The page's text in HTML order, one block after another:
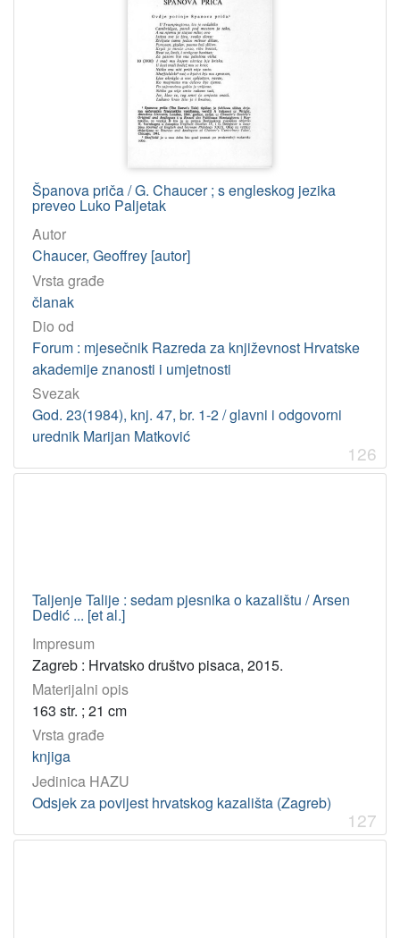
1985
2011
2015
2013
2022
Licencije
Španova priča / G. Chaucer ; s engleskog jezika
preveo Luko Paljetak
Autor
Chaucer, Geoffrey [autor]
Vrsta građe
članak
Dio od
Forum : mjesečnik Razreda za književnost Hrvatske
akademije znanosti i umjetnosti
Svezak
God. 23(1984), knj. 47, br. 1-2 / glavni i odgovorni
urednik Marijan Matković
126
Taljenje Talije : sedam pjesnika o kazalištu / Arsen
Dedić ... [et al.]
Impresum
Zagreb : Hrvatsko društvo pisaca, 2015.
Materijalni opis
163 str. ; 21 cm
Vrsta građe
knjiga
Jedinica HAZU
Odsjek za povijest hrvatskog kazališta (Zagreb)
127